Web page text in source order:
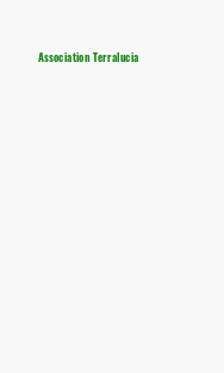
Association Terralucia